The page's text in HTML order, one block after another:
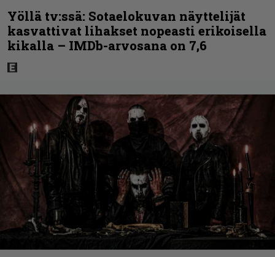
Yöllä tv:ssä: Sotaelokuvan näyttelijät
kasvattivat lihakset nopeasti erikoisella
kikalla – IMDb-arvosana on 7,6